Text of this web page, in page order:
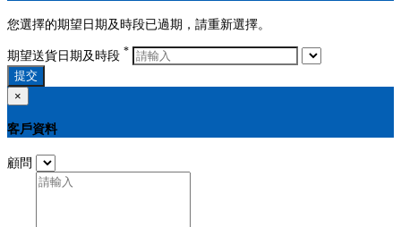
您選擇的期望日期及時段已過期，請重新選擇。
期望送貨日期及時段 *
提交
×
客戶資料
顧問